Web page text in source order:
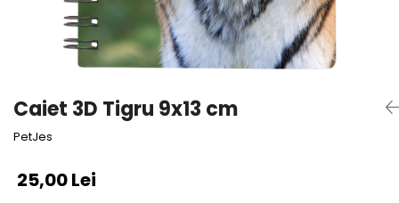
Creioane
Brelocuri 3D
Glitter Eyes
Fairytales
Wild Hangers
Teasing Monkey
Baby Products
PocketPals
Slapbracelet
Caiet 3D Tigru 9x13 cm
PetJes
25,00 Lei